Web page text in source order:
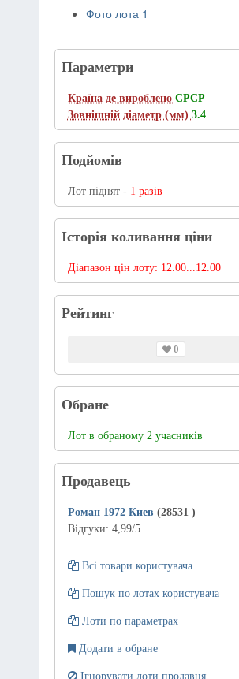
Фото лота 1
Параметри
Країна де вироблено СРСР
Зовнішній діаметр (мм) 3.4
Подйомів
Лот піднят - 1 разів
Історія коливання ціни
Діапазон цін лоту: 12.00...12.00
Рейтинг
0
Обране
Лот в обраному 2 учасників
Продавець
Роман 1972 Киев (28531 )
Відгуки: 4,99/5
Всі товари користувача
Пошук по лотах користувача
Лоти по параметрах
Додати в обране
Ігнорувати лоти продавця